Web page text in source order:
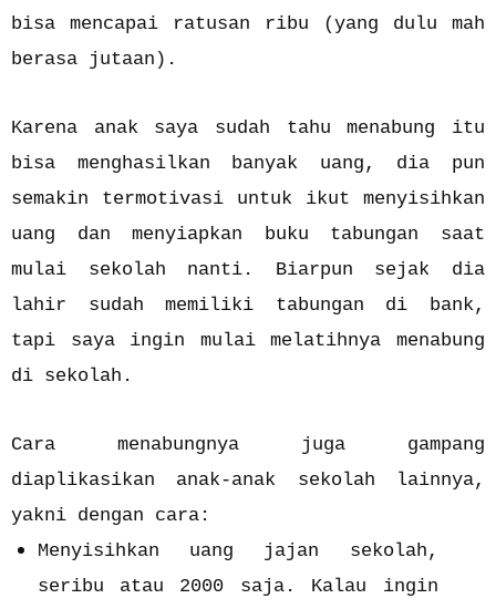
bisa mencapai ratusan ribu (yang dulu mah
berasa jutaan).
Karena anak saya sudah tahu menabung itu
bisa menghasilkan banyak uang, dia pun
semakin termotivasi untuk ikut menyisihkan
uang dan menyiapkan buku tabungan saat
mulai sekolah nanti. Biarpun sejak dia
lahir sudah memiliki tabungan di bank,
tapi saya ingin mulai melatihnya menabung
di sekolah.
Cara menabungnya juga gampang
diaplikasikan anak-anak sekolah lainnya,
yakni dengan cara:
Menyisihkan uang jajan sekolah,
seribu atau 2000 saja. Kalau ingin